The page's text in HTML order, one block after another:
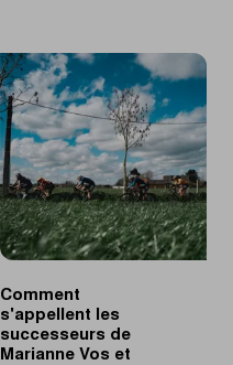
Comment
s'appellent les
successeurs de
Marianne Vos et